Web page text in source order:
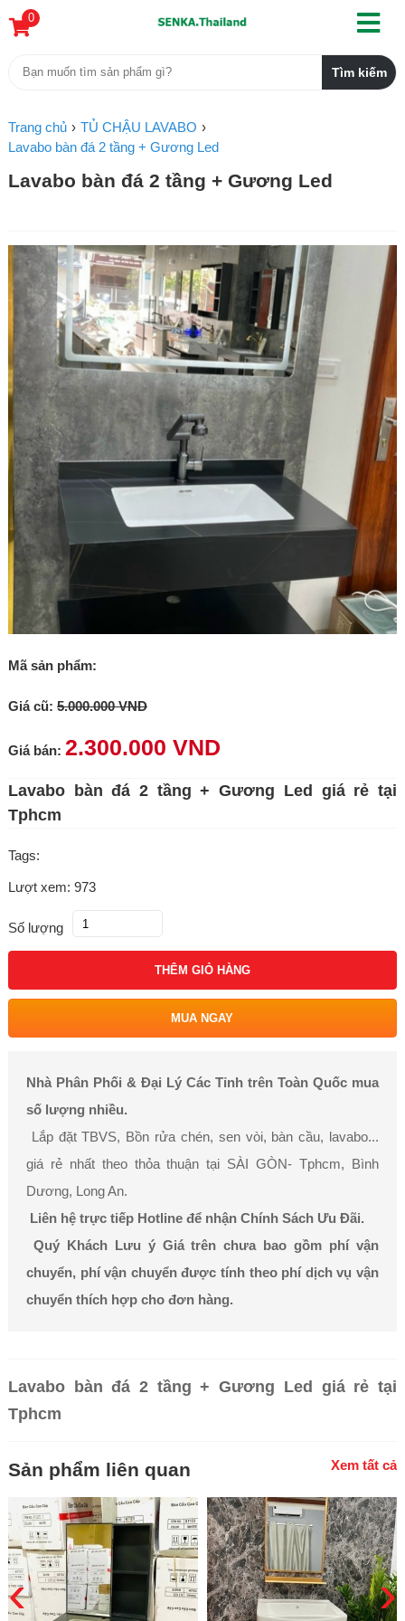
0
Trang chủ
TỦ CHẬU LAVABO
Lavabo bàn đá 2 tầng + Gương Led
Lavabo bàn đá 2 tầng + Gương Led
Mã sản phẩm:
Giá cũ: 5.000.000 VND
Giá bán: 2.300.000 VND
Lavabo bàn đá 2 tầng + Gương Led giá rẻ tại
Tphcm
Tags:
Lượt xem: 973
Số lượng
THÊM GIỎ HÀNG
MUA NGAY
Nhà Phân Phối & Đại Lý Các Tỉnh trên Toàn Quốc mua
số lượng nhiều.
Lắp đặt TBVS, Bồn rửa chén, sen vòi, bàn cầu, lavabo...
giá rẻ nhất theo thỏa thuận tại SÀI GÒN- Tphcm, Bình
Dương, Long An.
Liên hệ trực tiếp Hotline để nhận Chính Sách Ưu Đãi.
Quý Khách Lưu ý Giá trên chưa bao gồm phí vận
chuyển, phí vận chuyển được tính theo phí dịch vụ vận
chuyển thích hợp cho đơn hàng.
Lavabo bàn đá 2 tầng + Gương Led giá rẻ tại
Tphcm
Sản phẩm liên quan Xem tất cả
‹ ›